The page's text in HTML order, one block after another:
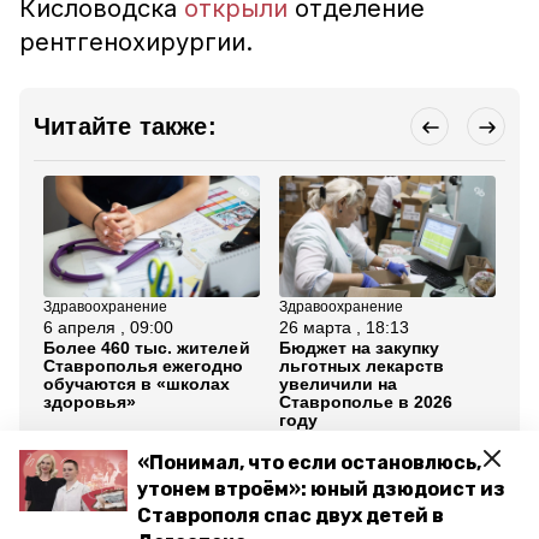
«Понимал, что если остановлюсь,
утонем втроём»: юный дзюдоист из
Ставрополя спас двух детей в
Кисловодска открыли отделение
рентгенохирургии.
Читайте также:
Здравоохранение
6 апреля , 09:00
Более 460 тыс. жителей
Ставрополья ежегодно
обучаются в «школах
здоровья»
Здравоохранение
26 марта , 18:13
Бюджет на закупку
льготных лекарств
увеличили на
Ставрополье в 2026
году
Все новости